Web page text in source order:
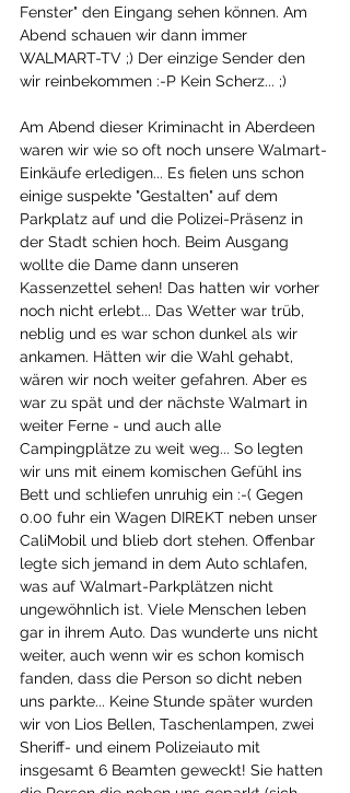
Fenster" den Eingang sehen können. Am
Abend schauen wir dann immer
WALMART-TV ;) Der einzige Sender den
wir reinbekommen :-P Kein Scherz... ;)
Am Abend dieser Kriminacht in Aberdeen
waren wir wie so oft noch unsere Walmart-
Einkäufe erledigen... Es fielen uns schon
einige suspekte "Gestalten" auf dem
Parkplatz auf und die Polizei-Präsenz in
der Stadt schien hoch. Beim Ausgang
wollte die Dame dann unseren
Kassenzettel sehen! Das hatten wir vorher
noch nicht erlebt... Das Wetter war trüb,
neblig und es war schon dunkel als wir
ankamen. Hätten wir die Wahl gehabt,
wären wir noch weiter gefahren. Aber es
war zu spät und der nächste Walmart in
weiter Ferne - und auch alle
Campingplätze zu weit weg... So legten
wir uns mit einem komischen Gefühl ins
Bett und schliefen unruhig ein :-( Gegen
0.00 fuhr ein Wagen DIREKT neben unser
CaliMobil und blieb dort stehen. Offenbar
legte sich jemand in dem Auto schlafen,
was auf Walmart-Parkplätzen nicht
ungewöhnlich ist. Viele Menschen leben
gar in ihrem Auto. Das wunderte uns nicht
weiter, auch wenn wir es schon komisch
fanden, dass die Person so dicht neben
uns parkte... Keine Stunde später wurden
wir von Lios Bellen, Taschenlampen, zwei
Sheriff- und einem Polizeiauto mit
insgesamt 6 Beamten geweckt! Sie hatten